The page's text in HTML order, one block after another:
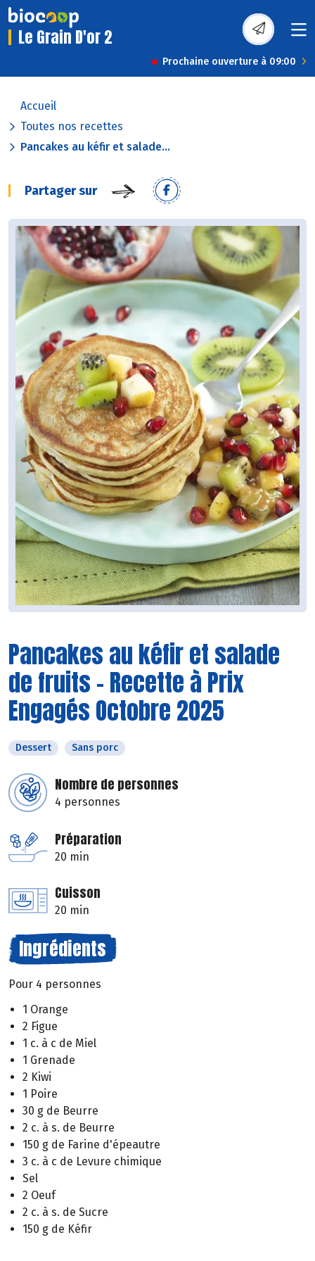
Le Grain D'or 2
Prochaine ouverture à 09:00
Accueil
Toutes nos recettes
Pancakes au kéfir et salade...
Partager sur
Pancakes au kéfir et salade
de fruits - Recette à Prix
Engagés Octobre 2025
Dessert Sans porc
Nombre de personnes
4 personnes
Préparation
20 min
Cuisson
20 min
Ingrédients
Pour 4 personnes
1 Orange
2 Figue
1 c. à c de Miel
1 Grenade
2 Kiwi
1 Poire
30 g de Beurre
2 c. à s. de Beurre
150 g de Farine d'épeautre
3 c. à c de Levure chimique
Sel
2 Oeuf
2 c. à s. de Sucre
150 g de Kéfir